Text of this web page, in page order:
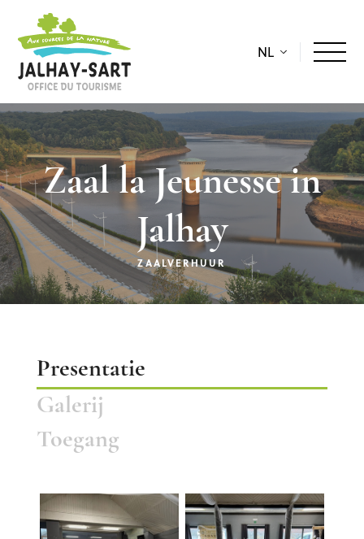
NL
Zaal la Jeunesse in
Jalhay
ZAALVERHUUR
Presentatie
Galerij
Toegang